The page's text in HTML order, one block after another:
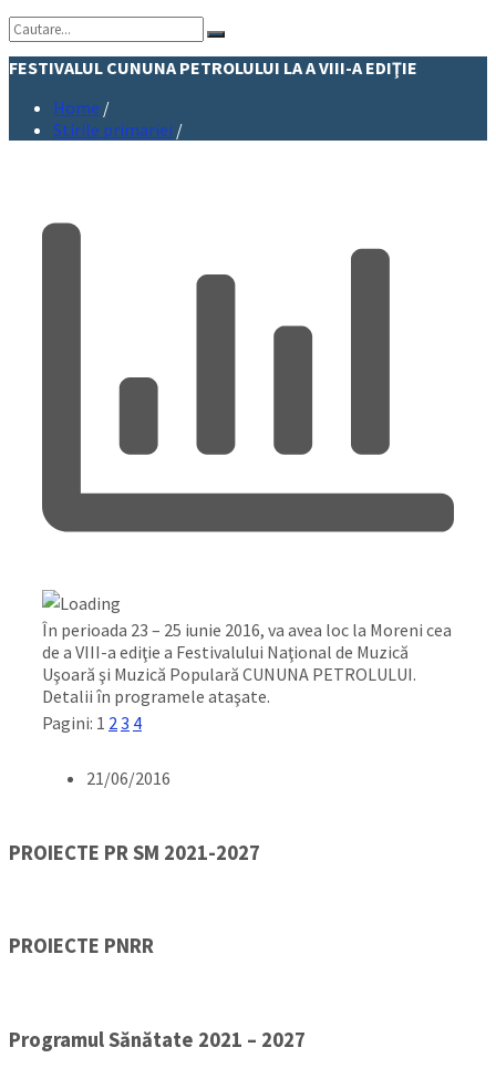
Cautare:
FESTIVALUL CUNUNA PETROLULUI LA A VIII-A EDIŢIE
Home /
Stirile primariei /
În perioada 23 – 25 iunie 2016, va avea loc la Moreni cea
de a VIII-a ediţie a Festivalului Naţional de Muzică
Uşoară şi Muzică Populară CUNUNA PETROLULUI.
Detalii în programele ataşate.
Pagini: 1 23 4
21/06/2016
PROIECTE PR SM 2021-2027
PROIECTE PNRR
Programul Sănătate 2021 – 2027